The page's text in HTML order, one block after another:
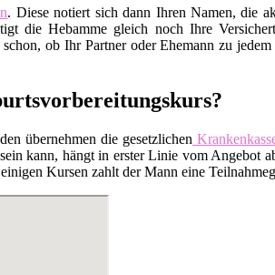
. Diese notiert sich dann Ihren Namen, die
die Hebamme gleich noch Ihre
ob Ihr Partner oder Ehemann zu jedem
übernehmen die gesetzlichen
kann, hängt in erster Linie vom
Kursen zahlt der Mann eine